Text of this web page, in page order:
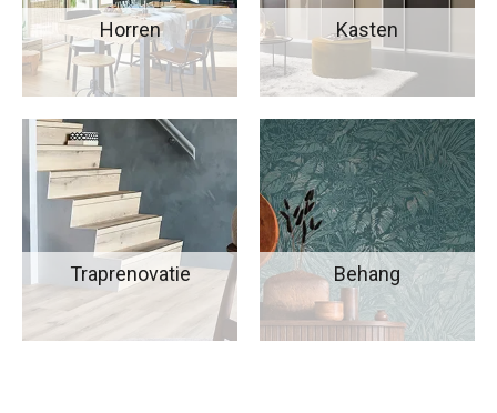
Horren Kasten
Traprenovatie Behang